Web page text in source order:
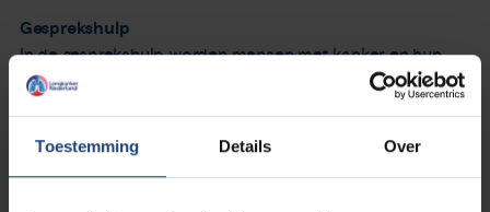
Toestemming Details Over
Gesprekshulp
In de gesprekshulp worden mensen met kanker en hun
naasten gesprekstechnieken en voorbeeldvragen
aangereikt om het gesprek over de gevolgen van het
Ook dient de gesprekshulp om de gevoelens rondom het
moeilijk eten te erkennen. Daarnaast worden er ideeën